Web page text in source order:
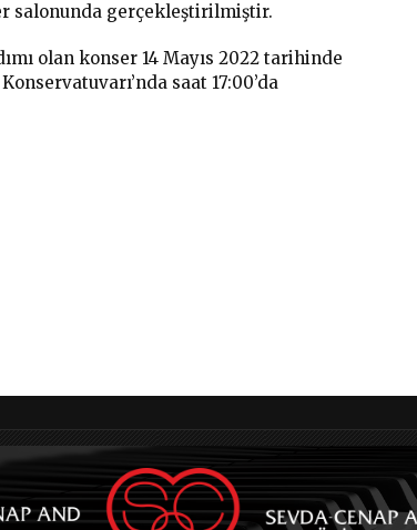
salonunda gerçekleştirilmiştir.
olan konser 14 Mayıs 2022 tarihinde
saat 17:00’da